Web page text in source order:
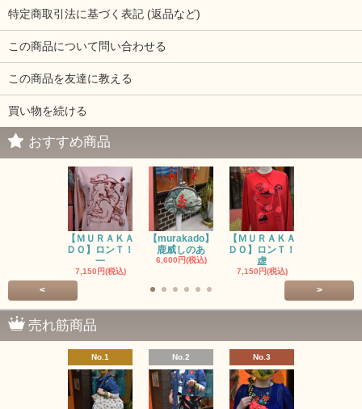
特定商取引法に基づく表記 (返品など)
この商品について問い合わせる
この商品を友達に教える
買い物を続ける
おすすめ商品
【ＭＵＲＡＫＡ
ＤＯ】ロンＴ！
一
7,150円(税込)
【murakado】
鹿威しのあ
6,600円(税込)
【ＭＵＲＡＫＡ
ＤＯ】ロンＴ！
虚
7,150円(税込)
< >
売れ筋商品
No.1 No.2 No.3